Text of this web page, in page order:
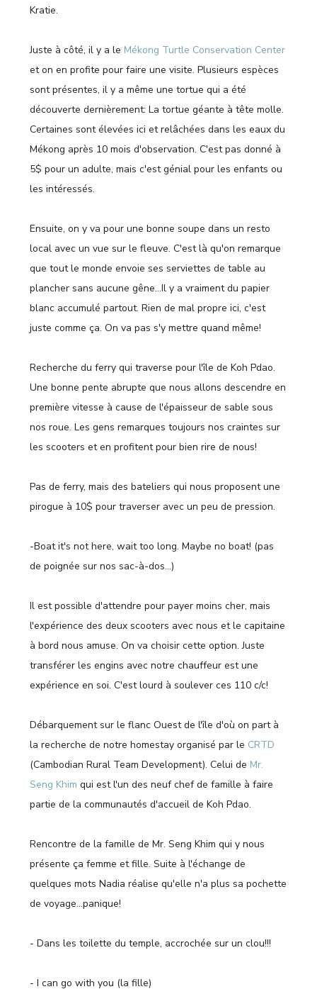
Kratie.
Juste à côté, il y a le Mékong Turtle Conservation Center
et on en profite pour faire une visite. Plusieurs espèces
sont présentes, il y a même une tortue qui a été
découverte dernièrement: La tortue géante à tête molle.
Certaines sont élevées ici et relâchées dans les eaux du
Mékong après 10 mois d'observation. C'est pas donné à
5$ pour un adulte, mais c'est génial pour les enfants ou
les intéressés.
Ensuite, on y va pour une bonne soupe dans un resto
local avec un vue sur le fleuve. C'est là qu'on remarque
que tout le monde envoie ses serviettes de table au
plancher sans aucune gêne…Il y a vraiment du papier
blanc accumulé partout. Rien de mal propre ici, c'est
juste comme ça. On va pas s'y mettre quand même!
Recherche du ferry qui traverse pour l'île de Koh Pdao.
Une bonne pente abrupte que nous allons descendre en
première vitesse à cause de l'épaisseur de sable sous
nos roue. Les gens remarques toujours nos craintes sur
les scooters et en profitent pour bien rire de nous!
Pas de ferry, mais des bateliers qui nous proposent une
pirogue à 10$ pour traverser avec un peu de pression.
-Boat it's not here, wait too long. Maybe no boat! (pas
de poignée sur nos sac-à-dos…)
Il est possible d'attendre pour payer moins cher, mais
l'expérience des deux scooters avec nous et le capitaine
à bord nous amuse. On va choisir cette option. Juste
transférer les engins avec notre chauffeur est une
expérience en soi. C'est lourd à soulever ces 110 c/c!
Débarquement sur le flanc Ouest de l'île d'où on part à
la recherche de notre homestay organisé par le CRTD
(Cambodian Rural Team Development). Celui de Mr.
Seng Khim qui est l'un des neuf chef de famille à faire
partie de la communautés d'accueil de Koh Pdao.
Rencontre de la famille de Mr. Seng Khim qui y nous
présente ça femme et fille. Suite à l'échange de
quelques mots Nadia réalise qu'elle n'a plus sa pochette
de voyage…panique!
- Dans les toilette du temple, accrochée sur un clou!!!
- I can go with you (la fille)